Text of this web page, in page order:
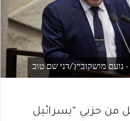
נועם מושקוביץ'/דני שם טוב
من حزبي “يسرائيل